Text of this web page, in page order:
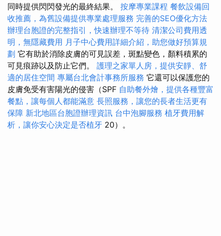
同時提供閃閃發光的最終結果。 按摩專業課程 餐飲設備回
收推薦，為舊設備提供專業處理服務 完善的SEO優化方法
辦理台胞證的完整指引，快速辦理不等待 清潔公司費用透
明，無隱藏費用 月子中心費用詳細介紹，助您做好預算規
劃 它有助於消除皮膚的可見誤差，斑點變色，顏料積累的
可見痕跡以及防止它們。 護理之家單人房，提供安靜、舒
適的居住空間 專屬台北會計事務所服務 它還可以保護您的
皮膚免受有害陽光的侵害（SPF 自助餐外燴，提供各種豐富
餐點，讓每個人都能滿意 長照服務，讓您的長者生活更有
保障 新北地區台胞證辦理資訊 台中泡腳服務 植牙費用解
析，讓你安心決定是否植牙 20）。